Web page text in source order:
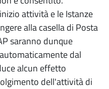
attività e le Istanze
alla casella di Posta
saranno dunque
dal
alcun effetto
dell'attività di